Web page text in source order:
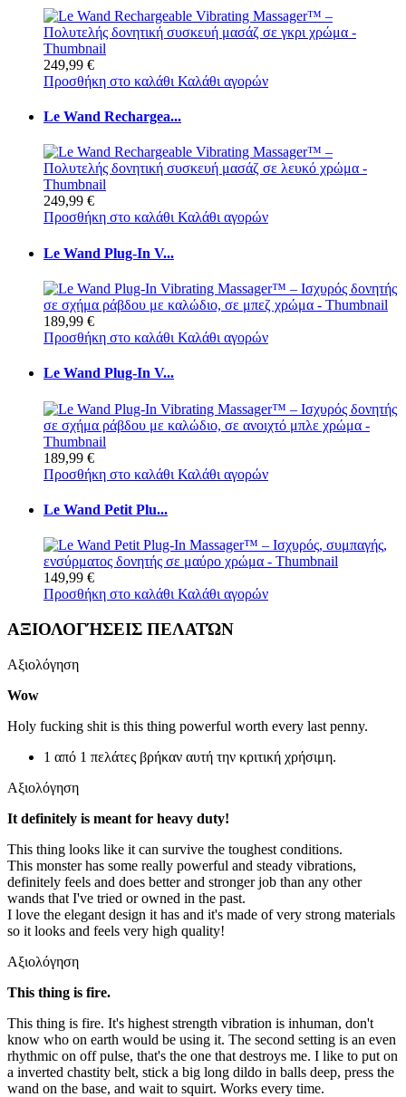
249,99 €
Προσθήκη στο καλάθι Καλάθι αγορών
Le Wand Rechargea...
249,99 €
Προσθήκη στο καλάθι Καλάθι αγορών
Le Wand Plug-In V...
189,99 €
Προσθήκη στο καλάθι Καλάθι αγορών
Le Wand Plug-In V...
189,99 €
Προσθήκη στο καλάθι Καλάθι αγορών
Le Wand Petit Plu...
149,99 €
Προσθήκη στο καλάθι Καλάθι αγορών
ΑΞΙΟΛΟΓΉΣΕΙΣ ΠΕΛΑΤΏΝ
Αξιολόγηση
Wow
Holy fucking shit is this thing powerful worth every last penny.
1 από 1 πελάτες βρήκαν αυτή την κριτική χρήσιμη.
Αξιολόγηση
It definitely is meant for heavy duty!
This thing looks like it can survive the toughest conditions.
This monster has some really powerful and steady vibrations,
definitely feels and does better and stronger job than any other
wands that I've tried or owned in the past.
I love the elegant design it has and it's made of very strong materials
so it looks and feels very high quality!
Αξιολόγηση
This thing is fire.
This thing is fire. It's highest strength vibration is inhuman, don't
know who on earth would be using it. The second setting is an even
rhythmic on off pulse, that's the one that destroys me. I like to put on
a inverted chastity belt, stick a big long dildo in balls deep, press the
wand on the base, and wait to squirt. Works every time.